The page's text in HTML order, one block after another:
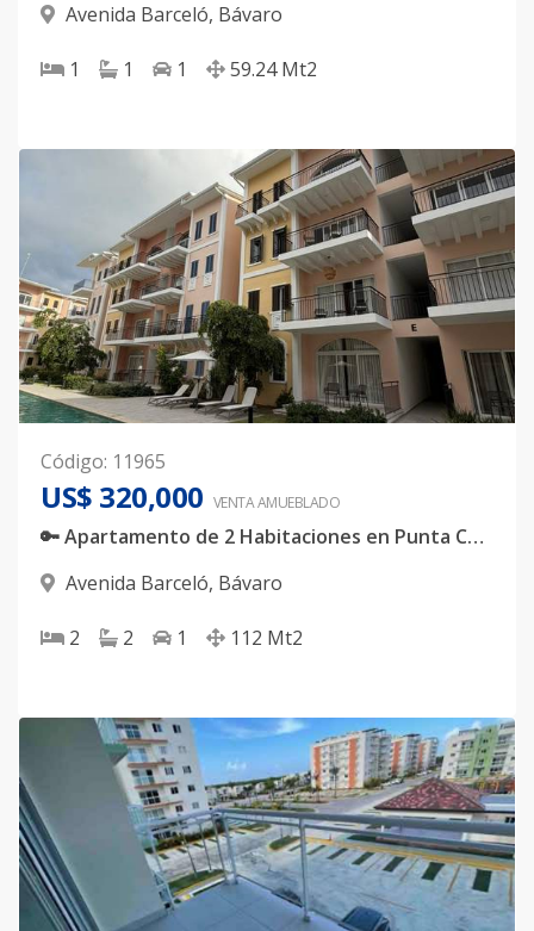
Avenida Barceló, Bávaro
1 1 1 59.24 Mt2
Código: 11965
US$ 320,000 VENTA AMUEBLADO
🔑 Apartamento de 2 Habitaciones en Punta Cana con Amenidades de Lujo
Avenida Barceló, Bávaro
2 2 1 112 Mt2